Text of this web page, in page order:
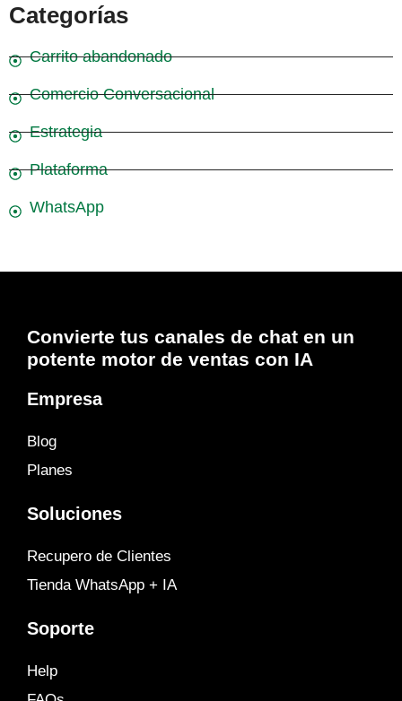
Categorías
Carrito abandonado
Comercio Conversacional
Estrategia
Plataforma
WhatsApp
Convierte tus canales de chat en un
potente motor de ventas con IA
Empresa
Blog
Planes
Soluciones
Recupero de Clientes
Tienda WhatsApp + IA
Soporte
Help